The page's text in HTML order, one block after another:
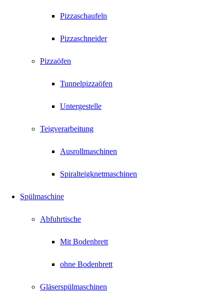
Pizzaschaufeln
Pizzaschneider
Pizzaöfen
Tunnelpizzaöfen
Untergestelle
Teigverarbeitung
Ausrollmaschinen
Spiralteigknetmaschinen
Spülmaschine
Abfuhrtische
Mit Bodenbrett
ohne Bodenbrett
Gläserspülmaschinen